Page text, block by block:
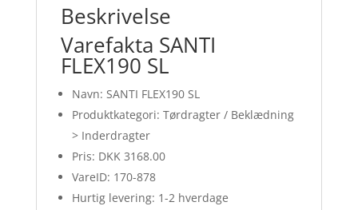
Beskrivelse
Varefakta SANTI
FLEX190 SL
Navn: SANTI FLEX190 SL
Produktkategori: Tørdragter / Beklædning
> Inderdragter
Pris: DKK 3168.00
VareID: 170-878
Hurtig levering: 1-2 hverdage